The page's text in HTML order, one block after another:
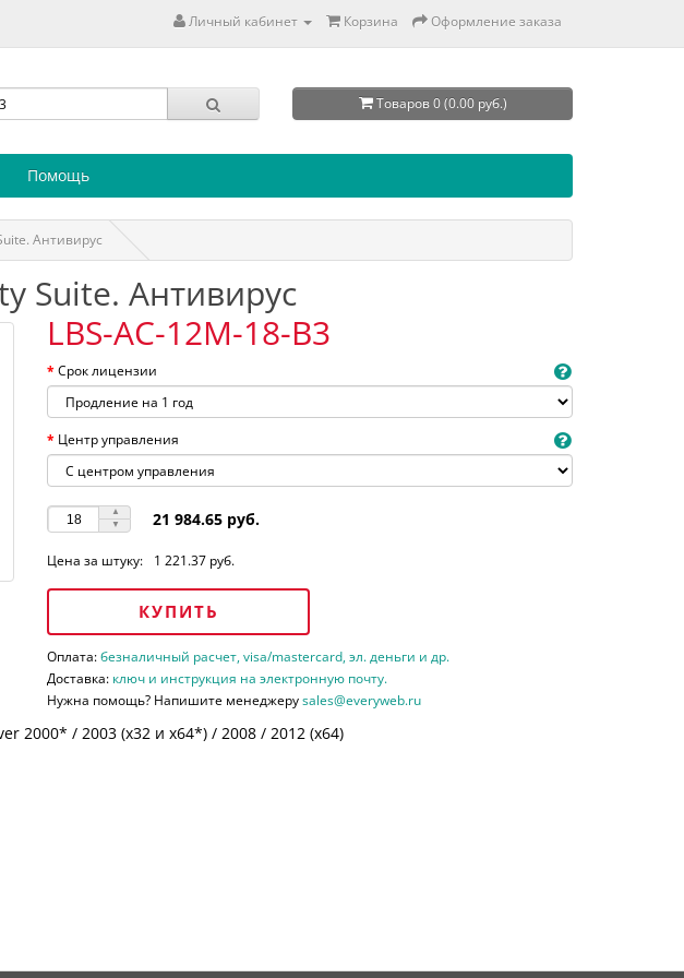
Личный кабинет Корзина Оформление заказа
Товаров 0 (0.00 руб.)
Помощь
Антивирус
Suite. Антивирус
LBS-AC-12M-18-B3
Срок лицензии
Центр управления
21 984.65 руб.
Цена за штуку: 1 221.37 руб.
КУПИТЬ
Оплата:безналичный расчет, visa/mastercard, эл. деньги и др.
Доставка: ключ и инструкция на электронную почту.
Нужна помощь? Напишите менеджеруsales@everyweb.ru
2000* / 2003 (х32 и х64*) / 2008 / 2012 (х64)